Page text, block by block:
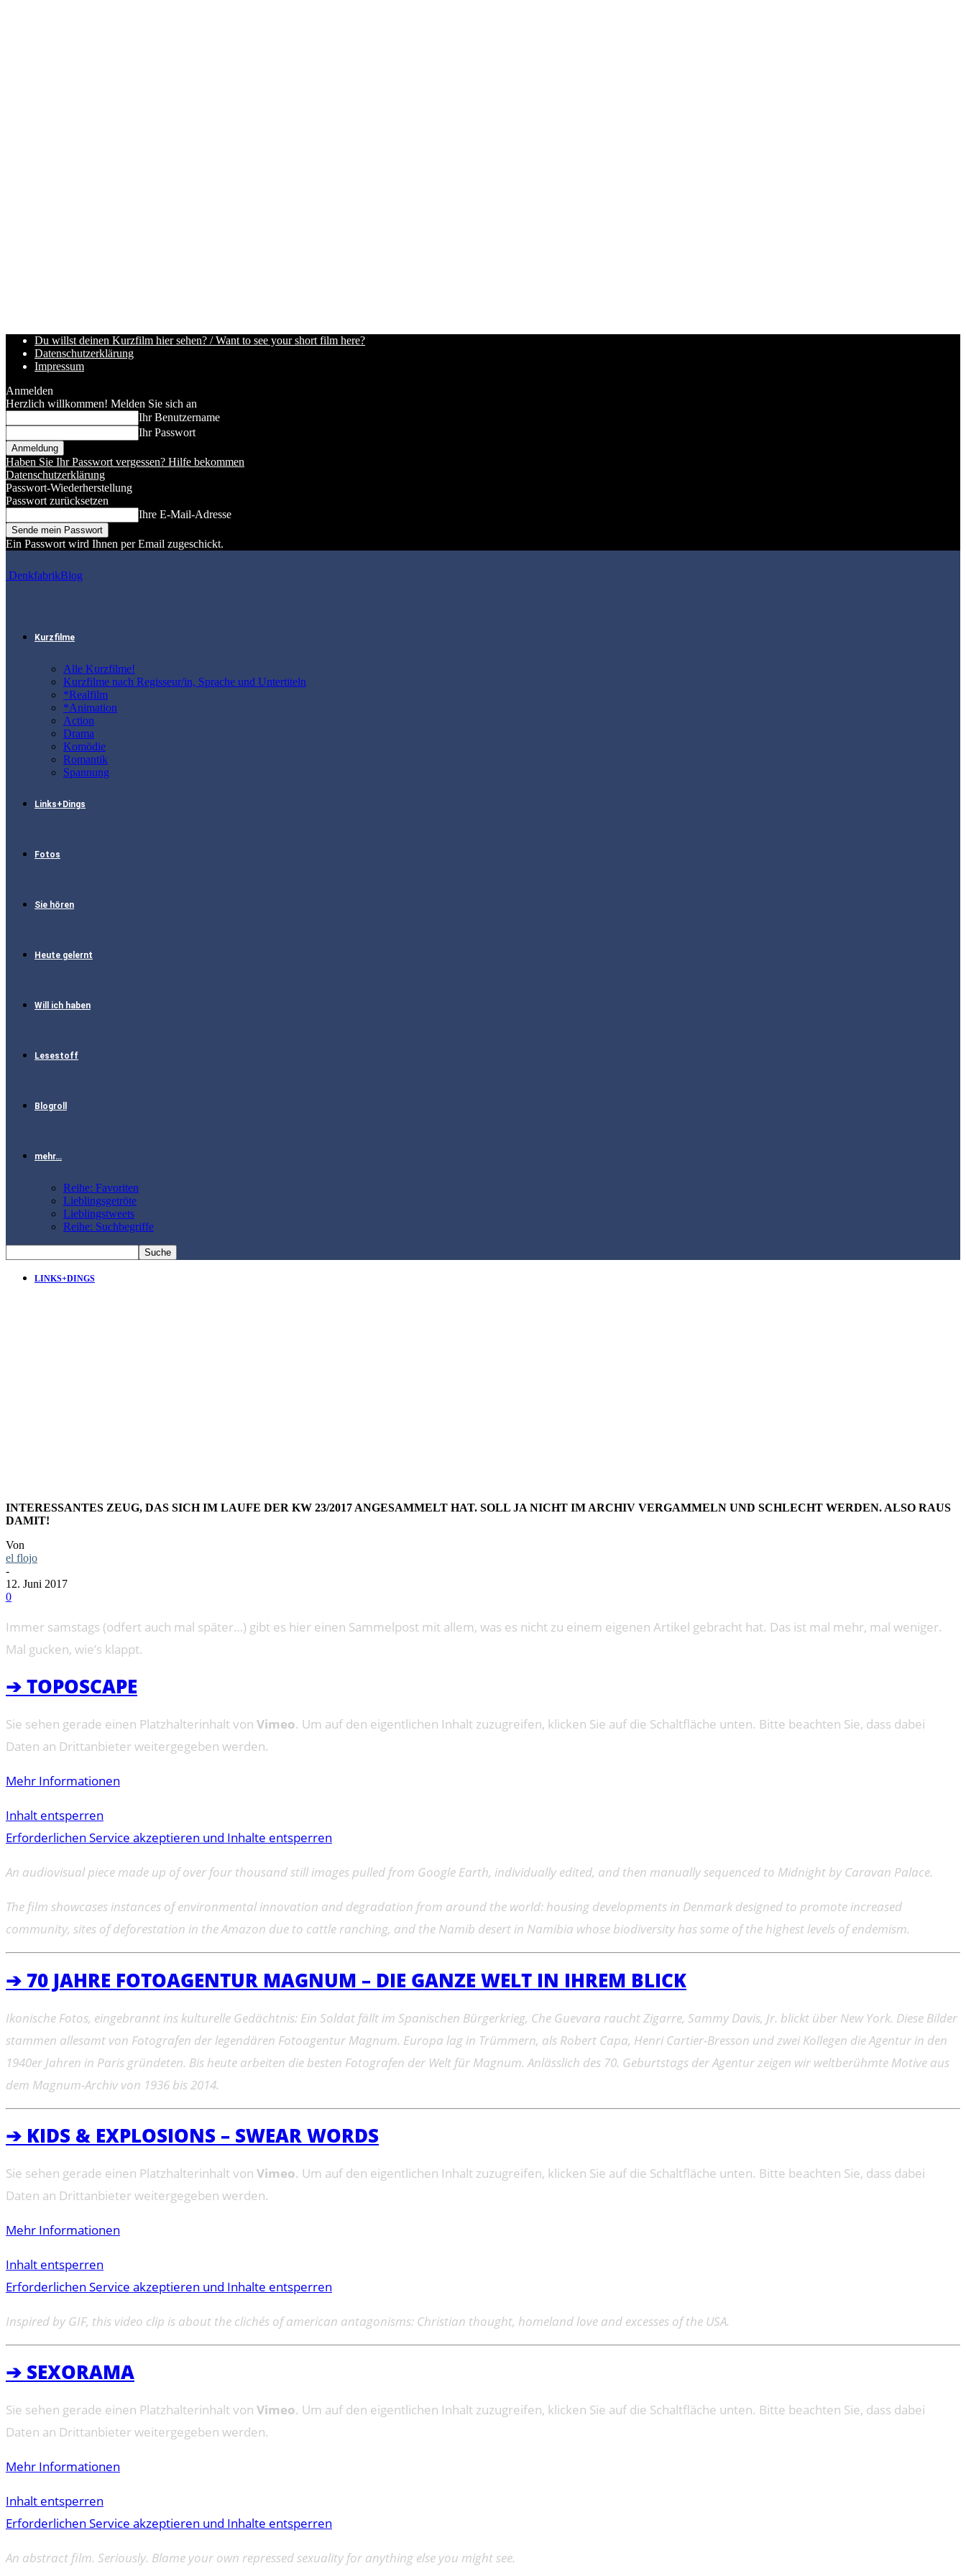
Du willst deinen Kurzfilm hier sehen? / Want to see your short film here?
Datenschutzerklärung
Impressum
Anmelden
Herzlich willkommen! Melden Sie sich an
Ihr Benutzername
Ihr Passwort
Haben Sie Ihr Passwort vergessen? Hilfe bekommen
Datenschutzerklärung
Passwort-Wiederherstellung
Passwort zurücksetzen
Ihre E-Mail-Adresse
Ein Passwort wird Ihnen per Email zugeschickt.
DenkfabrikBlog
Kurzfilme
Alle Kurzfilme!
Kurzfilme nach Regisseur/in, Sprache und Untertiteln
*Realfilm
*Animation
Action
Drama
Komödie
Romantik
Spannung
Links+Dings
Fotos
Sie hören
Heute gelernt
Will ich haben
Lesestoff
Blogroll
mehr…
Reihe: Favoriten
Lieblingsgetröte
Lieblingstweets
Reihe: Suchbegriffe
LINKS+DINGS
INTERESSANTES ZEUG, DAS SICH IM LAUFE DER KW 23/2017 ANGESAMMELT HAT. SOLL JA NICHT IM ARCHIV VERGAMMELN UND SCHLECHT WERDEN. ALSO RAUS
DAMIT!
Von
el flojo
-
12. Juni 2017
0
Immer samstags (odfert auch mal später…) gibt es hier einen Sammelpost mit allem, was es nicht zu einem eigenen Artikel gebracht hat. Das ist mal mehr, mal weniger.
Mal gucken, wie’s klappt.
➔ TOPOSCAPE
Sie sehen gerade einen Platzhalterinhalt von Vimeo. Um auf den eigentlichen Inhalt zuzugreifen, klicken Sie auf die Schaltfläche unten. Bitte beachten Sie, dass dabei
Daten an Drittanbieter weitergegeben werden.
Mehr Informationen
Inhalt entsperren
Erforderlichen Service akzeptieren und Inhalte entsperren
An audiovisual piece made up of over four thousand still images pulled from Google Earth, individually edited, and then manually sequenced to Midnight by Caravan Palace.
The film showcases instances of environmental innovation and degradation from around the world: housing developments in Denmark designed to promote increased
community, sites of deforestation in the Amazon due to cattle ranching, and the Namib desert in Namibia whose biodiversity has some of the highest levels of endemism.
➔ 70 JAHRE FOTOAGENTUR MAGNUM – DIE GANZE WELT IN IHREM BLICK
Ikonische Fotos, eingebrannt ins kulturelle Gedächtnis: Ein Soldat fällt im Spanischen Bürgerkrieg, Che Guevara raucht Zigarre, Sammy Davis, Jr. blickt über New York. Diese Bilder
stammen allesamt von Fotografen der legendären Fotoagentur Magnum. Europa lag in Trümmern, als Robert Capa, Henri Cartier-Bresson und zwei Kollegen die Agentur in den
1940er Jahren in Paris gründeten. Bis heute arbeiten die besten Fotografen der Welt für Magnum. Anlässlich des 70. Geburtstags der Agentur zeigen wir weltberühmte Motive aus
dem Magnum-Archiv von 1936 bis 2014.
➔ KIDS & EXPLOSIONS – SWEAR WORDS
Sie sehen gerade einen Platzhalterinhalt von Vimeo. Um auf den eigentlichen Inhalt zuzugreifen, klicken Sie auf die Schaltfläche unten. Bitte beachten Sie, dass dabei
Daten an Drittanbieter weitergegeben werden.
Mehr Informationen
Inhalt entsperren
Erforderlichen Service akzeptieren und Inhalte entsperren
Inspired by GIF, this video clip is about the clichés of american antagonisms: Christian thought, homeland love and excesses of the USA.
➔ SEXORAMA
Sie sehen gerade einen Platzhalterinhalt von Vimeo. Um auf den eigentlichen Inhalt zuzugreifen, klicken Sie auf die Schaltfläche unten. Bitte beachten Sie, dass dabei
Daten an Drittanbieter weitergegeben werden.
Mehr Informationen
Inhalt entsperren
Erforderlichen Service akzeptieren und Inhalte entsperren
An abstract film. Seriously. Blame your own repressed sexuality for anything else you might see.